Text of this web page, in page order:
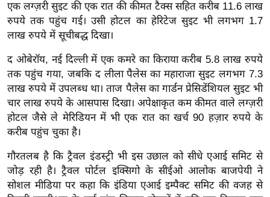
यं
ग
इं
डि
या
सा
हि
त्य
ग
त
ऑ
एक लग्ज़री सुइट की एक रात की कीमत टैक्स सहित करीब 11.6 लाख
रुपये तक पहुंच गई। उसी होटल का हेरिटेज सुइट भी लगभग 1.7
लाख रुपये में सूचीबद्ध दिखा।
द ओबेरॉय, नई दिल्ली में एक कमरे का किराया करीब 5.8 लाख रुपये
तक पहुंच गया, जबकि द लीला पैलेस का महाराजा सुइट लगभग 7.3
लाख रुपये में उपलब्ध था। ताज पैलेस का गार्डन प्रेसिडेंशियल सुइट भी
चार लाख रुपये के आसपास दिखा। अपेक्षाकृत कम कीमत वाले लग्ज़री
होटल जैसे ले मेरिडियन में भी एक रात का खर्च 90 हज़ार रुपये के
करीब पहुंच चुका है।
गौरतलब है कि ट्रैवल इंडस्ट्री भी इस उछाल को सीधे एआई समिट से
जोड़ रही है। ट्रैवल पोर्टल इक्सिगो के सीईओ आलोक बाजपेयी ने
सोशल मीडिया पर कहा कि इंडिया एआई इम्पैक्ट समिट की वजह से